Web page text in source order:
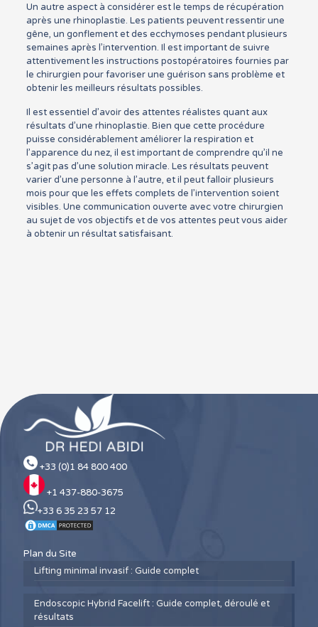
Un autre aspect à considérer est le temps de récupération
après une rhinoplastie. Les patients peuvent ressentir une
gêne, un gonflement et des ecchymoses pendant plusieurs
semaines après l’intervention. Il est important de suivre
attentivement les instructions postopératoires fournies par
le chirurgien pour favoriser une guérison sans problème et
obtenir les meilleurs résultats possibles.
Il est essentiel d’avoir des attentes réalistes quant aux
résultats d’une rhinoplastie. Bien que cette procédure
puisse considérablement améliorer la respiration et
l’apparence du nez, il est important de comprendre qu’il ne
s’agit pas d’une solution miracle. Les résultats peuvent
varier d’une personne à l’autre, et il peut falloir plusieurs
mois pour que les effets complets de l’intervention soient
visibles. Une communication ouverte avec votre chirurgien
au sujet de vos objectifs et de vos attentes peut vous aider
à obtenir un résultat satisfaisant.
+33 (0)1 84 800 400
+1 437-880-3675
+33 6 35 23 57 12
Plan du Site
Lifting minimal invasif : Guide complet
Endoscopic Hybrid Facelift : Guide complet, déroulé et
résultats